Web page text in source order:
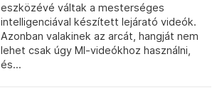
eszközévé váltak a mesterséges
intelligenciával készített lejárató videók.
Azonban valakinek az arcát, hangját nem
lehet csak úgy MI-videókhoz használni,
és...